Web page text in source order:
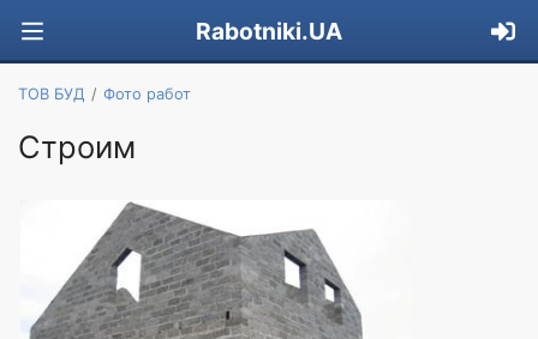
Rabotniki.UA
ТОВ БУД Фото работ
Строим